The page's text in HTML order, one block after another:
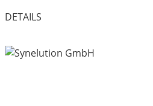
DETAILS